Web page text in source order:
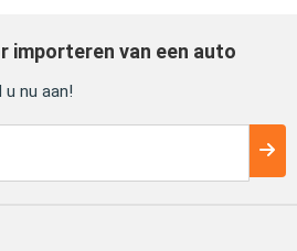
importeren van een auto
u nu aan!